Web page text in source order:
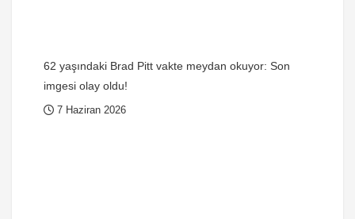
62 yaşındaki Brad Pitt vakte meydan okuyor: Son
imgesi olay oldu!
7 Haziran 2026